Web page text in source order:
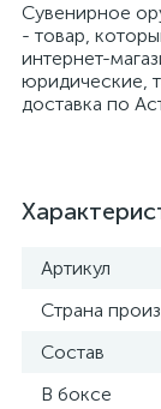
Сувенирное
- товар,
интернет-
юридические,
доставка по
Артикул
Страна
Состав
В боксе